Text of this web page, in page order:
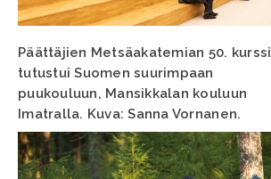
Päättäjien Metsäakatemian 50. kurssi
tutustui Suomen suurimpaan
puukouluun, Mansikkalan kouluun
Imatralla. Kuva: Sanna Vornanen.